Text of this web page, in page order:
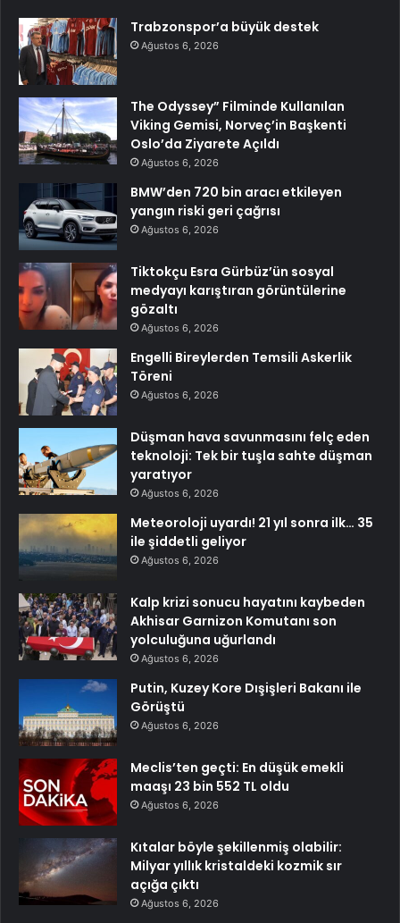
Trabzonspor’a büyük destek
Ağustos 6, 2026
The Odyssey” Filminde Kullanılan
Viking Gemisi, Norveç’in Başkenti
Oslo’da Ziyarete Açıldı
Ağustos 6, 2026
BMW’den 720 bin aracı etkileyen
yangın riski geri çağrısı
Ağustos 6, 2026
Tiktokçu Esra Gürbüz’ün sosyal
medyayı karıştıran görüntülerine
gözaltı
Ağustos 6, 2026
Engelli Bireylerden Temsili Askerlik
Töreni
Ağustos 6, 2026
Düşman hava savunmasını felç eden
teknoloji: Tek bir tuşla sahte düşman
yaratıyor
Ağustos 6, 2026
Meteoroloji uyardı! 21 yıl sonra ilk… 35
ile şiddetli geliyor
Ağustos 6, 2026
Kalp krizi sonucu hayatını kaybeden
Akhisar Garnizon Komutanı son
yolculuğuna uğurlandı
Ağustos 6, 2026
Putin, Kuzey Kore Dışişleri Bakanı ile
Görüştü
Ağustos 6, 2026
Meclis’ten geçti: En düşük emekli
maaşı 23 bin 552 TL oldu
Ağustos 6, 2026
Kıtalar böyle şekillenmiş olabilir:
Milyar yıllık kristaldeki kozmik sır
açığa çıktı
Ağustos 6, 2026